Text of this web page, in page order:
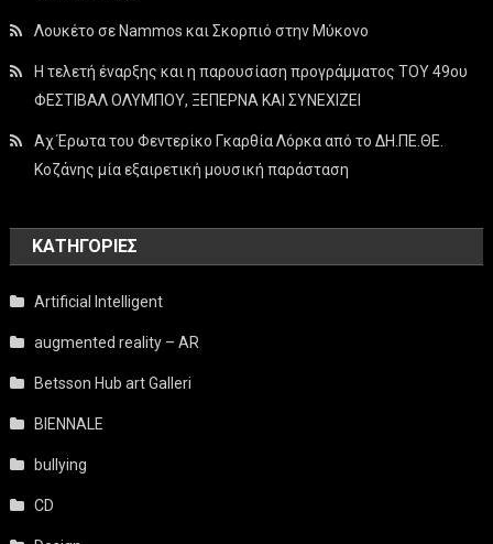
Λουκέτο σε Nammos και Σκορπιό στην Μύκονο
Η τελετή έναρξης και η παρουσίαση προγράμματος ΤΟΥ 49ου
ΦΕΣΤΙΒΑΛ ΟΛΥΜΠΟΥ, ΞΕΠΕΡΝΑ ΚΑΙ ΣΥΝΕΧΙΖΕΙ
Αχ Έρωτα του Φεντερίκο Γκαρθία Λόρκα από το ΔΗ.ΠΕ.ΘΕ.
Κοζάνης μία εξαιρετική μουσική παράσταση
KΑΤΗΓΟΡΊΕΣ
Artificial Intelligent
augmented reality – AR
Betsson Hub art Galleri
BIENNALE
bullying
CD